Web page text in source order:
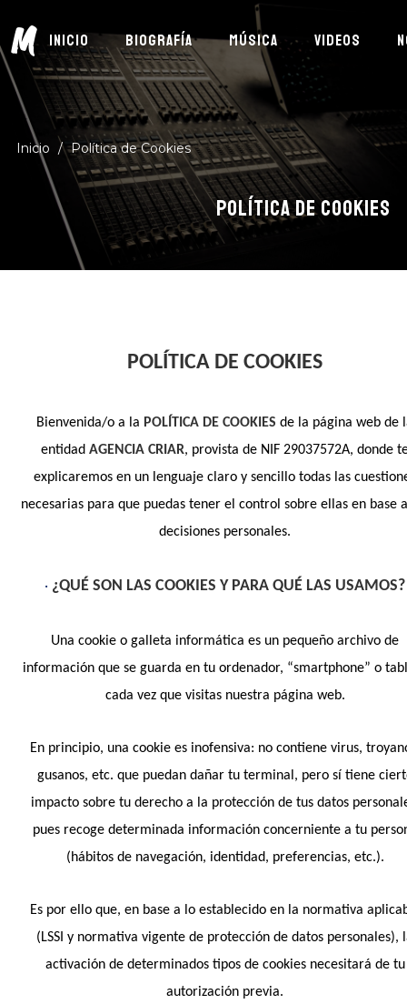
M INICIO BIOGRAFÍA MÚSICA VIDEOS
Inicio / Política de Cookies
POLÍTICA DE COOKIES
POLÍTICA DE COOKIES
Bienvenida/o a la POLÍTICA DE COOKIESde la página web de
entidadAGENCIA CRIAR, provista de NIF 29037572A, donde
explicaremos en un lenguaje claro y sencillo todas las
necesarias para que puedas tener el control sobre ellas en base
decisiones personales.
• ¿QUÉ SON LAS COOKIES Y PARA QUÉ LAS USAMOS?
Una cookie o galleta informática es un pequeño archivo de
información que se guarda en tu ordenador, “smartphone” o
cada vez que visitas nuestra página web.
En principio, una cookie es inofensiva: no contiene virus,
gusanos, etc. que puedan dañar tu terminal, pero sí tiene
impacto sobre tu derecho a la protección de tus datos
pues recoge determinada información concerniente a tu
(hábitos de navegación, identidad, preferencias, etc.).
Es por ello que, en base a lo establecido en la normativa
(LSSI y normativa vigente de protección de datos personales),
activación de determinados tipos de cookies necesitará de tu
autorización previa.